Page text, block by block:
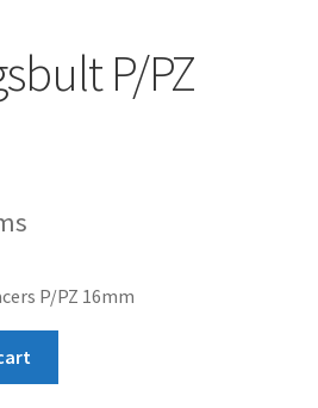
P/PZ
P/PZ 16mm